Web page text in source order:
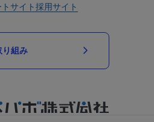
サイト採用サイト
り組み